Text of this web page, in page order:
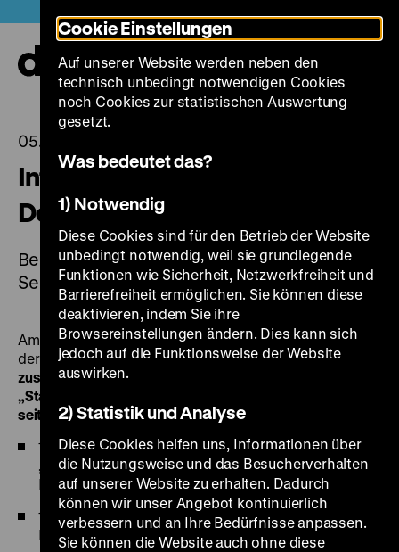
zum
Seiteninhalt
springen
05.09.2022
Internationaler Tag der
Demokratie
Besonderes Führungsprogramm am 15.
September 2022
Am 15. September findet jährlich der Internationale Tag
der Demokratie statt. Wir bieten Ihnen daher
zusätzliche Führungen
„Staatsbürgerschaften. Frankreich, Polen, Deutschland
seit 1789 ” an.
15.00 Uhr Öffentliche Führung in der Ausstellung
„Staatsbürgerschaften. Frankreich, Polen,
Deutschland seit 1789”, Pei-Bau
16.00 Uhr Guided English Tour “Citizenships.
France, Poland, Germany since 1789”, Pei-Bau
Cookie Einstellungen
Auf unserer Website werden neben den
technisch unbedingt notwendigen Cookies
noch Cookies zur statistischen Auswertung
gesetzt.
Was bedeutet das?
1) Notwendig
Diese Cookies sind für den Betrieb der Website
unbedingt notwendig, weil sie grundlegende
Funktionen wie Sicherheit, Netzwerkfreiheit und
Barrierefreiheit ermöglichen. Sie können diese
deaktivieren, indem Sie ihre
Browsereinstellungen ändern. Dies kann sich
jedoch auf die Funktionsweise der Website
auswirken.
2) Statistik und Analyse
Diese Cookies helfen uns, Informationen über
die Nutzungsweise und das Besucherverhalten
auf unserer Website zu erhalten. Dadurch
können wir unser Angebot kontinuierlich
verbessern und an Ihre Bedürfnisse anpassen.
Sie können die Website auch ohne diese